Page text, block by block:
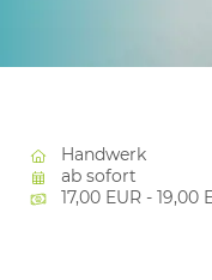
Handwerk
ab sofort
17,00 EUR - 19,00